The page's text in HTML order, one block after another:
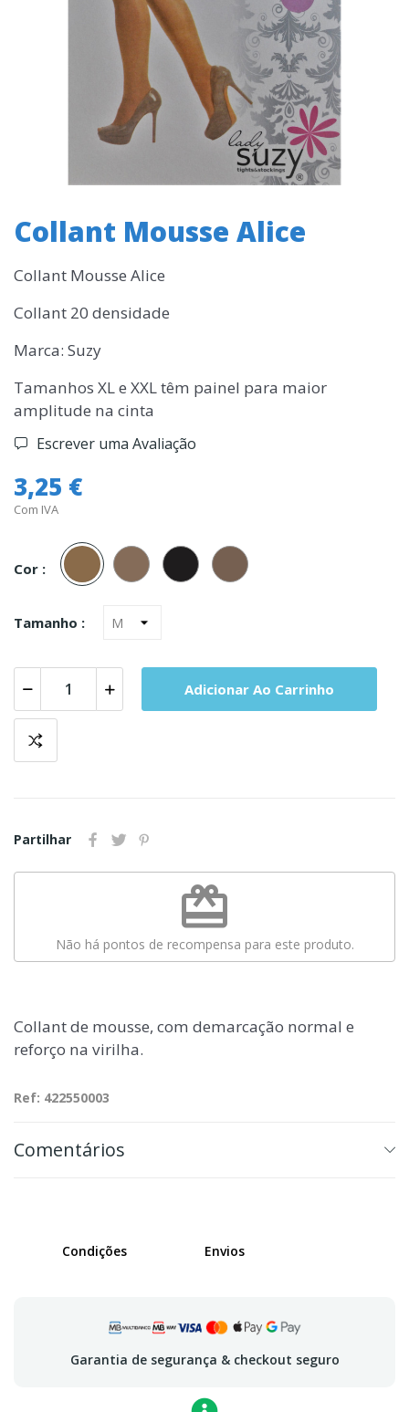
Collant Mousse Alice
Collant Mousse Alice
Collant 20 densidade
Marca: Suzy
Tamanhos XL e XXL têm painel para maior
amplitude na cinta
Escrever uma Avaliação
3,25 €
Com IVA
Cor :
203
Scala
206
Lucerne
223
Black Muskate
Tamanho :
Adicionar Ao Carrinho
Partilhar
redeem
Não há pontos de recompensa para este produto.
Collant de mousse, com demarcação normal e
reforço na virilha.
Ref: 422550003
Comentários
Condições Envios
Garantia de segurança & checkout seguro